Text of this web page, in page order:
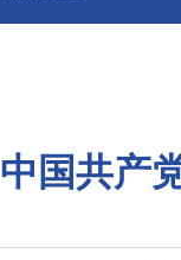
中国共产